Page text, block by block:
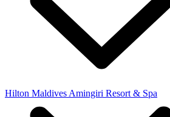
Hilton Maldives Amingiri Resort & Spa